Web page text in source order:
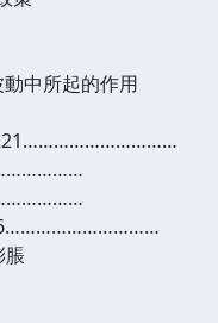
中所起的作用
221…………………………
脹